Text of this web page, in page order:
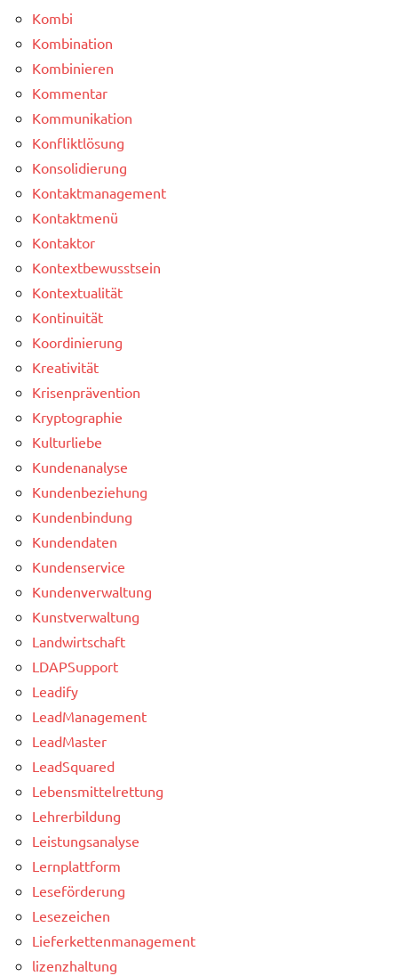
Kombi
Kombination
Kombinieren
Kommentar
Kommunikation
Konfliktlösung
Konsolidierung
Kontaktmanagement
Kontaktmenü
Kontaktor
Kontextbewusstsein
Kontextualität
Kontinuität
Koordinierung
Kreativität
Krisenprävention
Kryptographie
Kulturliebe
Kundenanalyse
Kundenbeziehung
Kundenbindung
Kundendaten
Kundenservice
Kundenverwaltung
Kunstverwaltung
Landwirtschaft
LDAPSupport
Leadify
LeadManagement
LeadMaster
LeadSquared
Lebensmittelrettung
Lehrerbildung
Leistungsanalyse
Lernplattform
Leseförderung
Lesezeichen
Lieferkettenmanagement
lizenzhaltung